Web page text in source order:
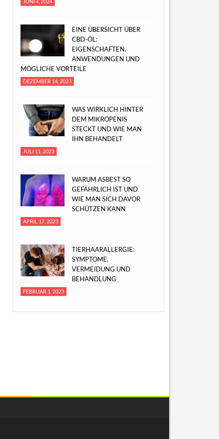
EINE ÜBERSICHT ÜBER
CBD-ÖL:
EIGENSCHAFTEN,
ANWENDUNGEN UND
MÖGLICHE VORTEILE
DEZEMBER 14, 2023
WAS WIRKLICH HINTER
DEM MIKROPENIS
STECKT UND WIE MAN
IHN BEHANDELT
JULI 11, 2023
WARUM ASBEST SO
GEFÄHRLICH IST UND
WIE MAN SICH DAVOR
SCHÜTZEN KANN
APRIL 17, 2023
TIERHAARALLERGIE:
SYMPTOME,
VERMEIDUNG UND
BEHANDLUNG
FEBRUAR 1, 2023